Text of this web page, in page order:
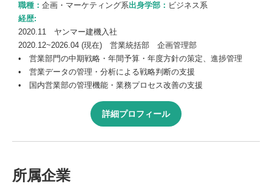
職種： 企画・マーケティング系出身学部： ビジネス系
経歴:
2020.11 ヤンマー建機入社
2020.12~2026.04 (現在) 営業統括部 企画管理部
• 営業部門の中期戦略・年間予算・年度方針の策定、進捗管理
• 営業データの管理・分析による戦略判断の支援
• 国内営業部の管理機能・業務プロセス改善の支援
詳細プロフィール
所属企業